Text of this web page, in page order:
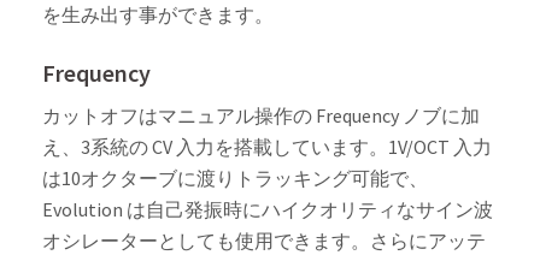
を生み出す事ができます。
Frequency
カットオフはマニュアル操作の Frequency ノブに加
え、3系統の CV 入力を搭載しています。1V/OCT 入力
は10オクターブに渡りトラッキング可能で、
Evolution は自己発振時にハイクオリティなサイン波
オシレーターとしても使用できます。さらにアッテ